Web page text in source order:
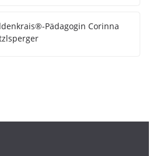
Pädagogin Corinna